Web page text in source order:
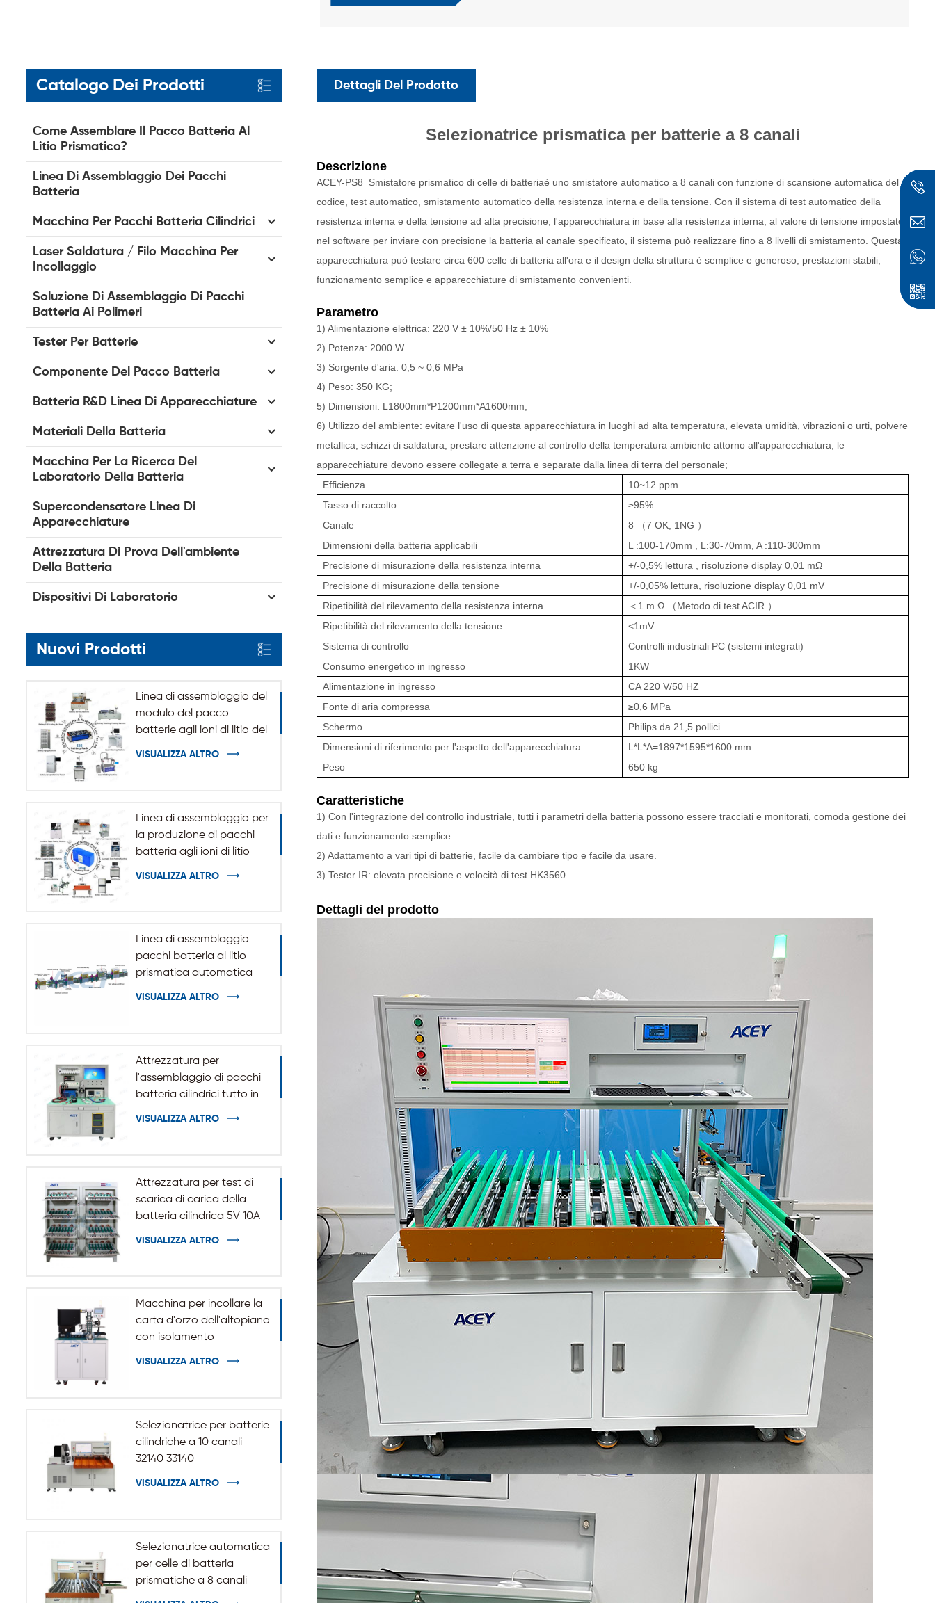
Catalogo Dei Prodotti
Come Assemblare Il Pacco Batteria Al
Litio Prismatico?
Linea Di Assemblaggio Dei Pacchi
Batteria
Macchina Per Pacchi Batteria Cilindrici
Laser Saldatura / Filo Macchina Per
Incollaggio
Soluzione Di Assemblaggio Di Pacchi
Batteria Ai Polimeri
Tester Per Batterie
Componente Del Pacco Batteria
Batteria R&D Linea Di Apparecchiature
Materiali Della Batteria
Macchina Per La Ricerca Del
Laboratorio Della Batteria
Supercondensatore Linea Di
Apparecchiature
Attrezzatura Di Prova Dell'ambiente
Della Batteria
Dispositivi Di Laboratorio
Nuovi Prodotti
Linea di assemblaggio del
modulo del pacco
batterie agli ioni di litio del
VISUALIZZA ALTRO
Linea di assemblaggio per
la produzione di pacchi
batteria agli ioni di litio
VISUALIZZA ALTRO
Linea di assemblaggio
pacchi batteria al litio
prismatica automatica
VISUALIZZA ALTRO
Attrezzatura per
l'assemblaggio di pacchi
batteria cilindrici tutto in
VISUALIZZA ALTRO
Attrezzatura per test di
scarica di carica della
batteria cilindrica 5V 10A
VISUALIZZA ALTRO
Macchina per incollare la
carta d'orzo dell'altopiano
con isolamento
VISUALIZZA ALTRO
Selezionatrice per batterie
cilindriche a 10 canali
32140 33140
VISUALIZZA ALTRO
Selezionatrice automatica
per celle di batteria
prismatiche a 8 canali
Dettagli Del Prodotto
Selezionatrice prismatica per batterie a 8 canali
Descrizione
ACEY-PS8 Smistatore prismatico di celle di batteriaè uno smistatore automatico a 8 canali con funzione di scansione automatica del
codice, test automatico, smistamento automatico della resistenza interna e della tensione. Con il sistema di test automatico della
resistenza interna e della tensione ad alta precisione, l'apparecchiatura in base alla resistenza interna, al valore di tensione impostato
nel software per inviare con precisione la batteria al canale specificato, il sistema può realizzare fino a 8 livelli di smistamento. Questa
apparecchiatura può testare circa 600 celle di batteria all'ora e il design della struttura è semplice e generoso, prestazioni stabili,
funzionamento semplice e apparecchiature di smistamento convenienti.
Parametro
1) Alimentazione elettrica: 220 V ± 10%/50 Hz ± 10%
2) Potenza: 2000 W
3) Sorgente d'aria: 0,5 ~ 0,6 MPa
4) Peso: 350 KG;
5) Dimensioni: L1800mm*P1200mm*A1600mm;
6) Utilizzo del ambiente: evitare l'uso di questa apparecchiatura in luoghi ad alta temperatura, elevata umidità, vibrazioni o urti, polvere
metallica, schizzi di saldatura, prestare attenzione al controllo della temperatura ambiente attorno all'apparecchiatura; le
apparecchiature devono essere collegate a terra e separate dalla linea di terra del personale;
Efficienza
10~12 ppm
Tasso di raccolto
≥95%
Canale
8 （7 OK, 1NG ）
Dimensioni della batteria applicabili
L :100-170mm L:30-70mm,A :110-300mm
Precisione di misurazione della resistenza interna
+/-0,5% lettura risoluzione display 0,01 mΩ
Precisione di misurazione della tensione
+/-0,05% lettura, risoluzione display 0,01 mV
Ripetibilità del rilevamento della resistenza interna
＜1 mΩ （Metodo di test ACIR ）
Ripetibilità del rilevamento della tensione
<1mV
Sistema di controllo
Controlli industriali PC (sistemi integrati)
Consumo energetico in ingresso
1KW
Alimentazione in ingresso
CA 220 V/50 HZ
Fonte di aria compressa
≥0,6 MPa
Schermo
Philips da 21,5 pollici
Dimensioni di riferimento per l'aspetto dell'apparecchiatura
L*L*A=1897*1595*1600 mm
Peso
650 kg
Caratteristiche
1) Con l'integrazione del controllo industriale, tutti i parametri della batteria possono essere tracciati e monitorati, comoda gestione dei
dati e funzionamento semplice
2) Adattamento a vari tipi di batterie, facile da cambiare tipo e facile da usare.
3) Tester IR: elevata precisione e velocità di test HK3560.
Dettagli del prodotto